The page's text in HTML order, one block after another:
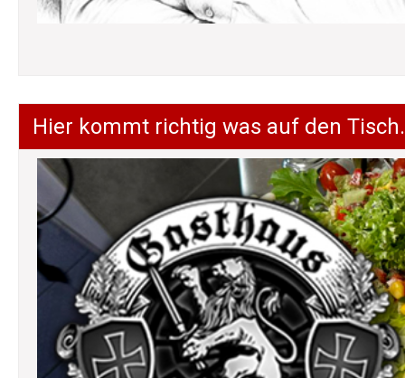
Hier kommt richtig was auf den Tisch.